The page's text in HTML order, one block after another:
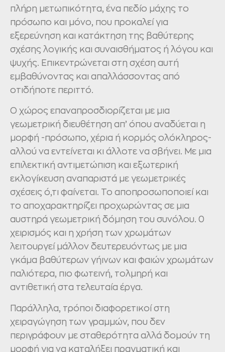
πλήρη μετωπικότητα, ένα πεδίο μάχης το
πρόσωπο και μόνο, που προκαλεί για
εξερεύνηση και κατάκτηση της βαθύτερης
σχέσης λογικής και συναισθήματος ή λόγου και
ψυχής. Επικεντρώνεται στη σχέση αυτή
εμβαθύνοντας και απαλλάσσοντας από
οτιδήποτε περιττό.
Ο χώρος επαναπροσδιορίζεται με μια
γεωμετρική διευθέτηση απ’ όπου αναδύεται η
μορφή -πρόσωπο, χέρια ή κορμός ολόκληρος-
αλλού να εντείνεται κι άλλοτε να σβήνει. Με μια
επιλεκτική αντιμετώπιση και εξωτερική
εκλογίκευση αναπαριστά με γεωμετρικές
σχέσεις ό,τι φαίνεται. Το αποπροσωποποιεί και
το αποχαρακτηρίζει προχωρώντας σε μια
αυστηρά γεωμετρική δόμηση του συνόλου. 0
χειρισμός και η χρήση των χρωμάτων
λειτουργεί μάλλον δευτερευόντως με μια
γκάμα βαθύτερων γήινων και φαιών χρωμάτων
παλιότερα, πιο φωτεινή, τολμηρή και
αντιθετική στα τελευταία έργα.
Παράλληλα, τρόποι διαφορετικοί στη
χειραγώγηση των γραμμών, που δεν
περιγράφουν με σταθερότητα αλλά δομούν τη
μορφή για να καταλήξει πραγματική και